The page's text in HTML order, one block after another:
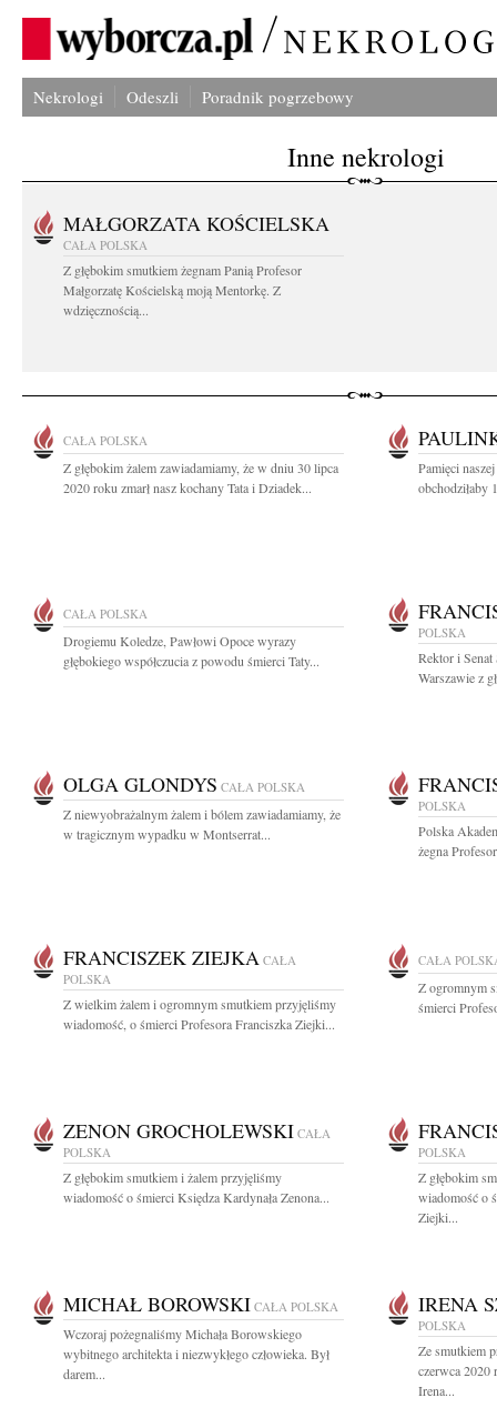
Nekrologi Odeszli Poradnik pogrzebowy
Inne nekrologi
MAŁGORZATA KOŚCIELSKA
CAŁA POLSKA
Z głębokim smutkiem żegnam Panią Profesor
Małgorzatę Kościelską moją Mentorkę. Z
wdzięcznością...
CAŁA POLSKA
Z głębokim żalem zawiadamiamy, że w dniu 30 lipca
2020 roku zmarł nasz kochany Tata i Dziadek...
Pamięci
obchodziłaby
CAŁA POLSKA
Drogiemu Koledze, Pawłowi Opoce wyrazy
głębokiego współczucia z powodu śmierci Taty...
POLSKA
Rektor i
Warszawie z
OLGA GLONDYS CAŁA POLSKA
Z niewyobrażalnym żalem i bólem zawiadamiamy, że
w tragicznym wypadku w Montserrat...
POLSKA
Polska
żegna
FRANCISZEK ZIEJKA CAŁA
POLSKA
Z wielkim żalem i ogromnym smutkiem przyjęliśmy
wiadomość, o śmierci Profesora Franciszka Ziejki...
CAŁA
Z ogromnym
śmierci
ZENON GROCHOLEWSKI CAŁA
POLSKA
Z głębokim smutkiem i żalem przyjęliśmy
wiadomość o śmierci Księdza Kardynała Zenona...
POLSKA
Z głębokim
wiadomość o
Ziejki...
MICHAŁ BOROWSKI CAŁA POLSKA
Wczoraj pożegnaliśmy Michała Borowskiego
wybitnego architekta i niezwykłego człowieka. Był
darem...
IRENA
POLSKA
Ze smutkiem
czerwca 2020
Irena...